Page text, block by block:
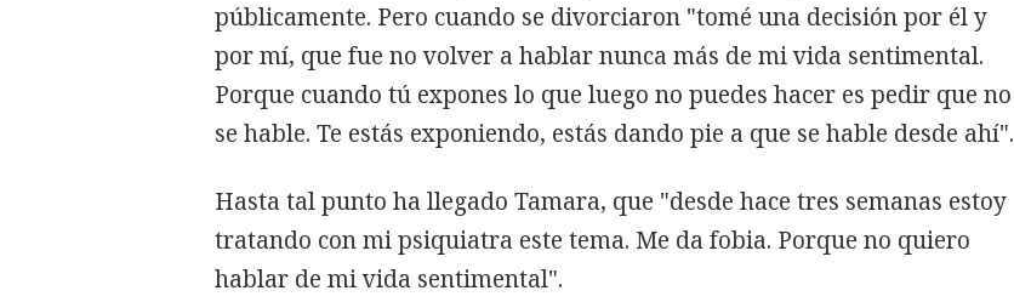
públicamente. Pero cuando se divorciaron "tomé una decisión por él y
por mí, que fue no volver a hablar nunca más de mi vida sentimental.
Porque cuando tú expones lo que luego no puedes hacer es pedir que no
se hable. Te estás exponiendo, estás dando pie a que se hable desde ahí".
Hasta tal punto ha llegado Tamara, que "desde hace tres semanas estoy
tratando con mi psiquiatra este tema. Me da fobia. Porque no quiero
hablar de mi vida sentimental".